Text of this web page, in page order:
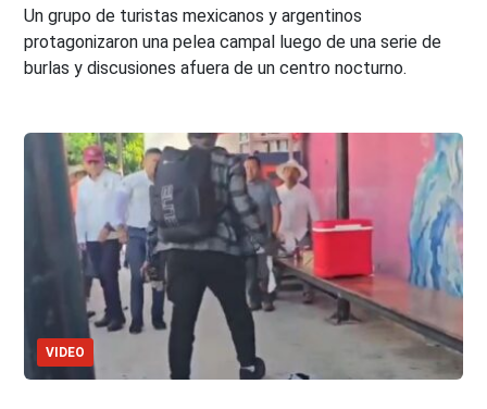
Un grupo de turistas mexicanos y argentinos
protagonizaron una pelea campal luego de una serie de
burlas y discusiones afuera de un centro nocturno.
VIDEO